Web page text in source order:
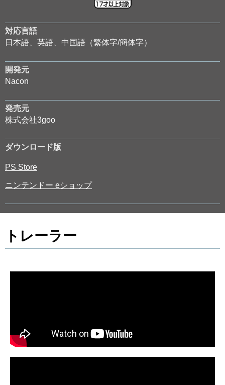
対応言語
日本語、英語、中国語（繁体字/簡体字）
開発元
Nacon
発売元
株式会社3goo
ダウンロード版
PS Store
ニンテンドー eショップ
トレーラー